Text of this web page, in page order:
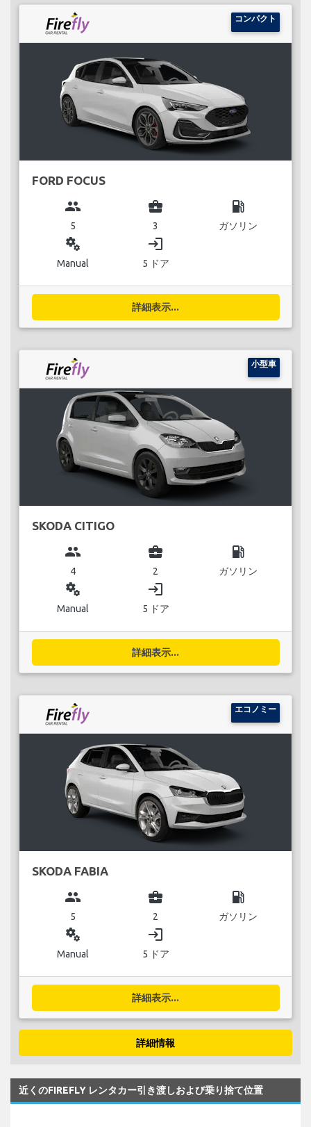
コンパクト
FORD FOCUS
group
5
business_center
3
local_gas_station
ガソリン
miscellaneous_services
Manual
login
5 ドア
詳細表示...
小型車
SKODA CITIGO
group
4
business_center
2
local_gas_station
ガソリン
miscellaneous_services
Manual
login
5 ドア
詳細表示...
エコノミー
SKODA FABIA
group
5
business_center
2
local_gas_station
ガソリン
miscellaneous_services
Manual
login
5 ドア
詳細表示...
詳細情報
近くのFIREFLY レンタカー引き渡しおよび乗り捨て位置